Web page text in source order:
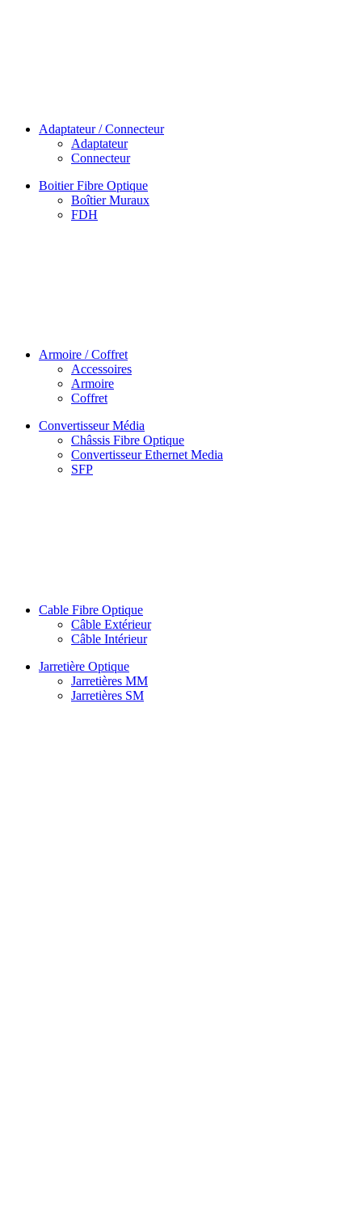
Adaptateur / Connecteur
Adaptateur
Connecteur
Boitier Fibre Optique
Boîtier Muraux
FDH
Armoire / Coffret
Accessoires
Armoire
Coffret
Convertisseur Média
Châssis Fibre Optique
Convertisseur Ethernet Media
SFP
Cable Fibre Optique
Câble Extérieur
Câble Intérieur
Jarretière Optique
Jarretières MM
Jarretières SM